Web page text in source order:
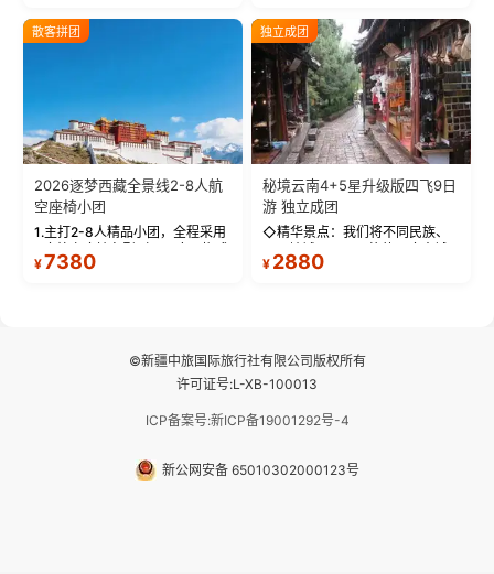
反根本不是事儿 ！ 【无人机航
拍】-雪山/圣湖/...
城堡寺院于一体的宏伟建筑，是
西藏最完整的古代...
散客拼团
2026逐梦西藏全景线2-8人航
空座椅小团
1.主打2-8人精品小团，全程采用
9座航空座椅车型（360度环抱式
座舱），提供VIP级别的舒适出行
¥7380
独立成团
秘境云南4+5星升级版四飞9日
游 独立成团
◇精华景点：我们将不同民族、
不同地域、不同风格的三座古城
—【大理古城、丽江古城、香格
¥ 2880
©新疆中旅国际旅行社有限公司版权所有
许可证号:L-XB-100013
ICP备案号:新ICP备19001292号-4
新公网安备 65010302000123号